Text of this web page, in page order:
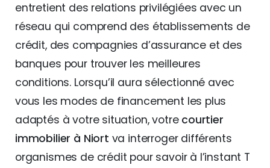
entretient des relations privilégiées avec un
réseau qui comprend des établissements de
crédit, des compagnies d’assurance et des
banques pour trouver les meilleures
conditions. Lorsqu’il aura sélectionné avec
vous les modes de financement les plus
adaptés à votre situation, votre courtier
immobilier à Niort va interroger différents
organismes de crédit pour savoir à l’instant T